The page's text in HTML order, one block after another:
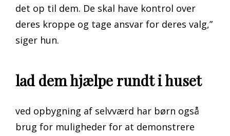
det op til dem. De skal have kontrol over
deres kroppe og tage ansvar for deres valg,”
siger hun.
lad dem hjælpe rundt i huset
ved opbygning af selvværd har børn også
brug for muligheder for at demonstrere